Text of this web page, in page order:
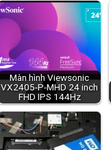
Màn hình Viewsonic
VX2405-P-MHD 24 inch
FHD IPS 144Hz